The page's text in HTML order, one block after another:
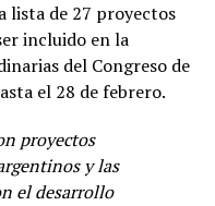
lista de 27 proyectos
incluido en la
del Congreso de
el 28 de febrero.
proyectos
y las
el desarrollo